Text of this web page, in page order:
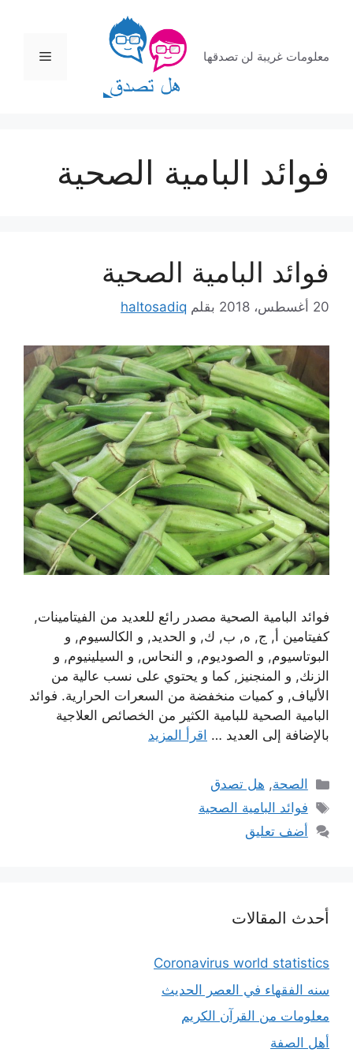
المحتوى
معلومات غريبة لن تصدقها القائمة
فوائد البامية الصحية
فوائد البامية الصحية
20 أغسطس، 2018 بقلم haltosadiq
فوائد البامية الصحية مصدر رائع للعديد من الفيتامينات,
كفيتامين أ, ج, ه, ب, ك, و الحديد, و الكالسيوم, و
البوتاسيوم, و الصوديوم, و النحاس, و السيلينيوم, و
الزنك, و المنجنيز, كما و يحتوي على نسب عالية من
الألياف, و كميات منخفضة من السعرات الحرارية. فوائد
البامية الصحية للبامية الكثير من الخصائص العلاجية
بالإضافة إلى العديد … اقرأ المزيد
التصنيفات
الصحة, هل تصدق
الوسوم
فوائد البامية الصحية
أضف تعليق
أحدث المقالات
Coronavirus world statistics
سنه الفقهاء في العصر الحديث
معلومات من القرآن الكريم
أهل الصفة